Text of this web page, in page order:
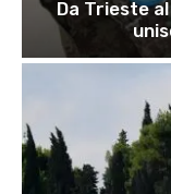
Da Trieste